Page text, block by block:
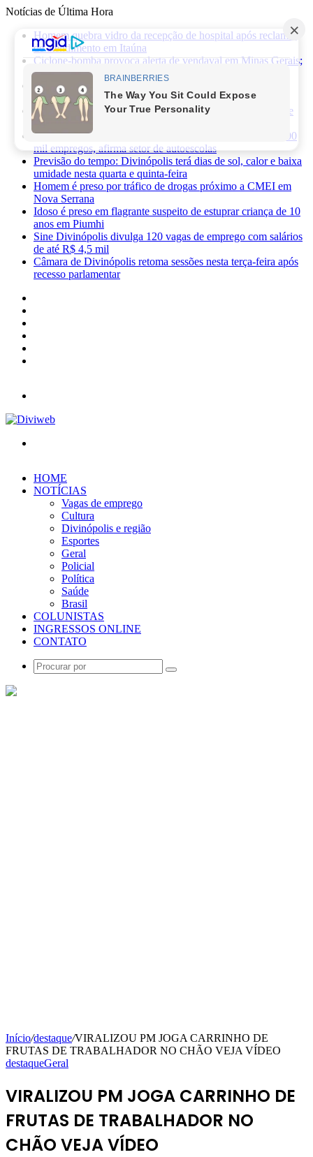
Notícias de Última Hora
Homem quebra vidro da recepção de hospital após reclamar
de atendimento em Itaúna
Ciclone-bomba provoca alerta de vendaval em Minas Gerais;
veja os impactos previstos para Divinópolis
Homem morre após sofrer choque elétrico e cair de oito
metros durante manutenção em academia
PRF apreende 75 mil maços de cigarros contrabandeados e
prende motorista na BR-262
Novas regras da CNH já provocaram perda de cerca de 100
mil empregos, afirma setor de autoescolas
Previsão do tempo: Divinópolis terá dias de sol, calor e baixa
umidade nesta quarta e quinta-feira
Homem é preso por tráfico de drogas próximo a CMEI em
Nova Serrana
Idoso é preso em flagrante suspeito de estuprar criança de 10
anos em Piumhi
Sine Divinópolis divulga 120 vagas de emprego com salários
de até R$ 4,5 mil
Câmara de Divinópolis retoma sessões nesta terça-feira após
recesso parlamentar
HOME
NOTÍCIAS
Vagas de emprego
Cultura
Divinópolis e região
Esportes
Geral
Policial
Política
Saúde
Brasil
COLUNISTAS
INGRESSOS ONLINE
CONTATO
Procurar
Início/destaque/VIRALIZOU PM JOGA CARRINHO DE
FRUTAS DE TRABALHADOR NO CHÃO VEJA VÍDEO
destaqueGeral
VIRALIZOU PM JOGA CARRINHO DE
FRUTAS DE TRABALHADOR NO
CHÃO VEJA VÍDEO